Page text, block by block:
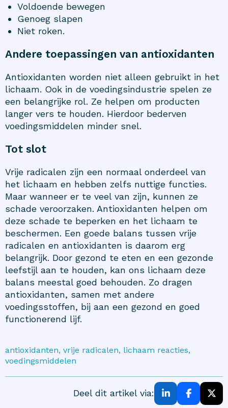
Voldoende bewegen
Genoeg slapen
Niet roken.
Andere toepassingen van antioxidanten
Antioxidanten worden niet alleen gebruikt in het
lichaam. Ook in de voedingsindustrie spelen ze
een belangrijke rol. Ze helpen om producten
langer vers te houden. Hierdoor bederven
voedingsmiddelen minder snel.
Tot slot
Vrije radicalen zijn een normaal onderdeel van
het lichaam en hebben zelfs nuttige functies.
Maar wanneer er te veel van zijn, kunnen ze
schade veroorzaken. Antioxidanten helpen om
deze schade te beperken en het lichaam te
beschermen. Een goede balans tussen vrije
radicalen en antioxidanten is daarom erg
belangrijk. Door gezond te eten en een gezonde
leefstijl aan te houden, kan ons lichaam deze
balans meestal goed behouden. Zo dragen
antioxidanten, samen met andere
voedingsstoffen, bij aan een gezond en goed
functionerend lijf.
antioxidanten, vrije radicalen, lichaam reacties,
voedingsmiddelen
Deel dit artikel via: